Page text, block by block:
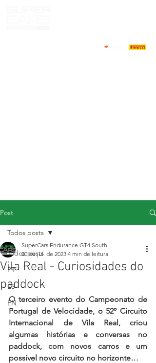
Post
Todos posts
PT
ES
EN
Todos posts
Vila Real - Curiosidades do
paddock
SuperCars Endurance GT4 South
20 de jul. de 2023 4 min de leitura
O terceiro evento do Campeonato de
Portugal de Velocidade, o 52º Circuito
Internacional de Vila Real, criou
algumas histórias e conversas no
paddock, com novos carros e um
possível novo circuito no horizonte…